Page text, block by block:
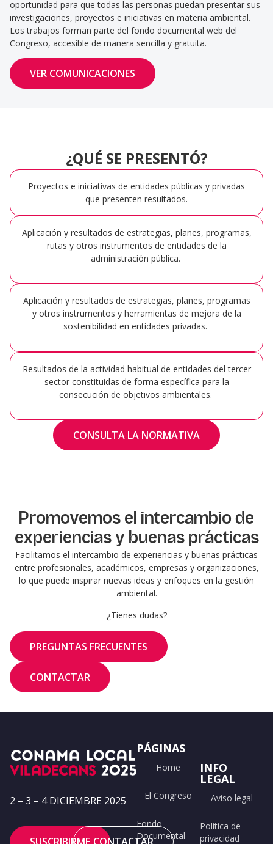
oportunidad para que todas las personas puedan presentar sus
investigaciones, proyectos e iniciativas en materia ambiental.
Los trabajos forman parte del fondo documental web del
Congreso, accesible de manera sencilla y gratuita.
VER COMUNICACIONES
¿QUÉ SE PRESENTÓ?
Proyectos e iniciativas de entidades públicas y privadas
que presenten resultados.
Aplicación y resultados de estrategias, planes, programas,
rutas y otros instrumentos de entidades de la
administración pública.
Aplicación y resultados de estrategias, planes, programas
y otros instrumentos y herramientas de mejora de la
sostenibilidad en entidades privadas.
Resultados de la actividad habitual de entidades del tercer
sector constituidas de forma específica para la
consecución de objetivos ambientales.
CONSULTA LA NORMATIVA
Promovemos el intercambio de
experiencias y buenas prácticas
Facilitamos el intercambio de experiencias y buenas prácticas
entre profesionales, académicos, empresas y organizaciones,
lo que puede inspirar nuevas ideas y enfoques en la gestión
ambiental.
¿Tienes dudas?
PREGUNTAS FRECUENTES
CONTACTAR
2 – 3 – 4 DICIEMBRE 2025
PÁGINAS
Home
El Congreso
Fondo
Documental
INFO
LEGAL
Aviso legal
Política de
privacidad